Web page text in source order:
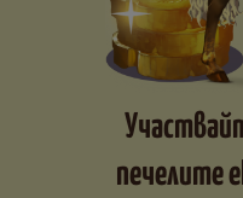
печелите